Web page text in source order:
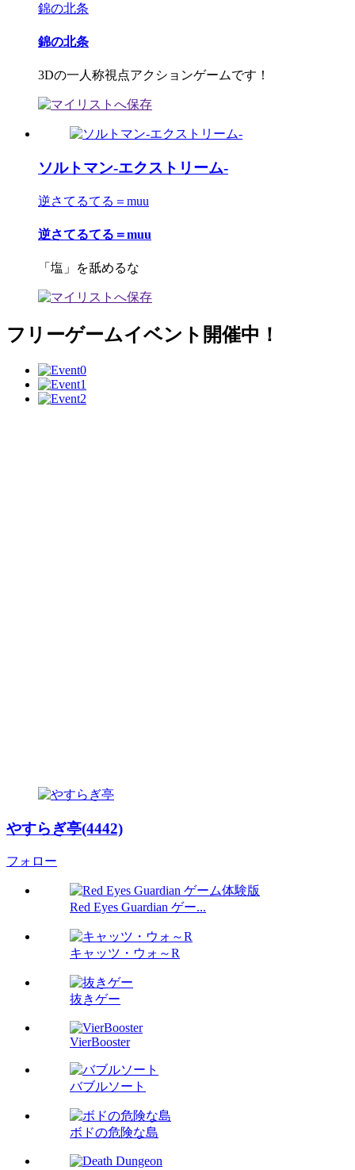
錦の北条
錦の北条
3Dの一人称視点アクションゲームです！
ソルトマン-エクストリーム-
逆さてるてる＝muu
逆さてるてる＝muu
「塩」を舐めるな
フリーゲームイベント開催中！
やすらぎ亭(4442)
フォロー
Red Eyes Guardian ゲー...
キャッツ・ウォ～R
抜きゲー
VierBooster
バブルソート
ボドの危険な島